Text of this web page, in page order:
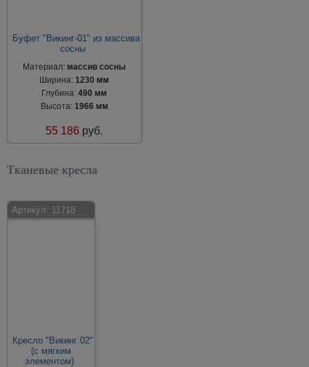
Буфет "Викинг-01" из массива
сосны
Материал: массив сосны
Ширина:1230 мм
Глубина:490 мм
Высота: 1966 мм
55 186 руб.
Тканевые кресла
Артикул: 11718
Кресло "Викинг 02"
(с мягким
элементом)